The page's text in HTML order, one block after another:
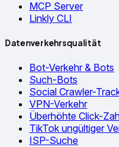
MCP Server
Linkly CLI
Datenverkehrsqualität
Bot-Verkehr & Bots
Such-Bots
Social Crawler-
VPN-Verkehr
Überhöhte Click-
TikTok ungültiger
ISP-Suche